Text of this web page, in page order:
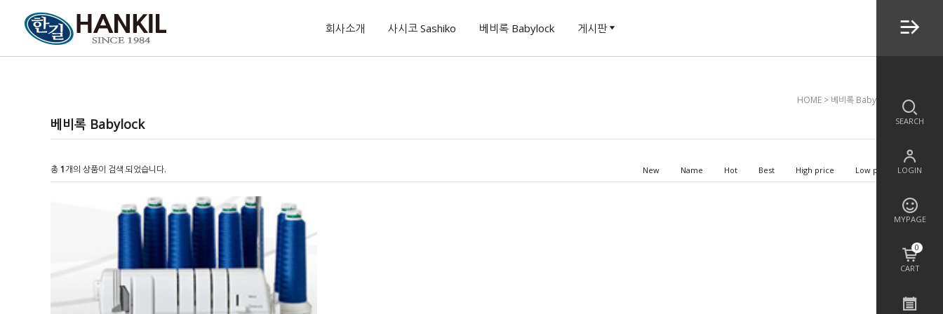
회사소개 사시코 Sashiko 베비록 Babylock 게시판
SEARCH
LOGIN
MYPAGE
0
CART
HOME > 베비록 Babylock
베비록 Babylock
총1개의 상품이 검색 되었습니다. New Name Hot Best High price Low price